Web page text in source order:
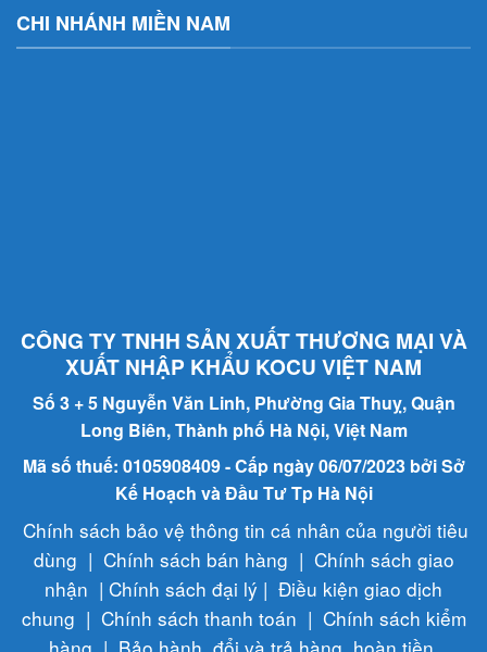
CHI NHÁNH MIỀN NAM
CÔNG TY TNHH SẢN XUẤT THƯƠNG MẠI VÀ
XUẤT NHẬP KHẨU KOCU VIỆT NAM
Số 3 + 5 Nguyễn Văn Linh, Phường Gia Thuỵ, Quận
Long Biên, Thành phố Hà Nội, Việt Nam
Mã số thuế: 0105908409 - Cấp ngày 06/07/2023 bởi Sở
Kế Hoạch và Đầu Tư Tp Hà Nội
Chính sách bảo vệ thông tin cá nhân của người tiêu
dùng | Chính sách bán hàng | Chính sách giao
nhận | Chính sách đại lý | Điều kiện giao dịch
chung | Chính sách thanh toán | Chính sách kiểm